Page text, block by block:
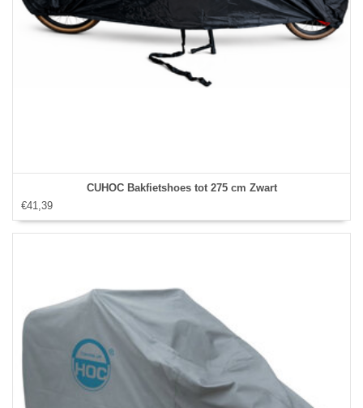
CUHOC Bakfietshoes tot 275 cm Zwart
€41,39